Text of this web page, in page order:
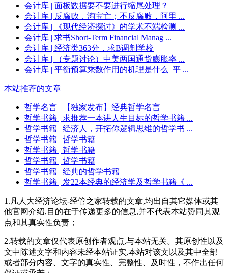
会计库 | 面板数据要不要进行缩尾处理？
会计库 | 反腐败，淘宝亡；不反腐败，阿里 ...
会计库 | 《现代经济探讨》的学术不端检测 ...
会计库 | 求书Short-Term Financial Manag ...
会计库 | 经济类363分，求B调剂学校
会计库 | （专题讨论）中美两国通货膨胀率 ...
会计库 | 平衡预算乘数作用的机理是什么_平 ...
本站推荐的文章
哲学名言 | 【独家发布】经典哲学名言
哲学书籍 | 求推荐一本讲人生目标的哲学书籍 ...
哲学书籍 | 经济人，开拓你逻辑思维的哲学书 ...
哲学书籍 | 哲学书籍
哲学书籍 | 哲学书籍
哲学书籍 | 哲学书籍
哲学书籍 | 经典的哲学书籍
哲学书籍 | 发22本经典的经济学及哲学书籍《 ...
1.凡人大经济论坛-经管之家转载的文章,均出自其它媒体或其
他官网介绍,目的在于传递更多的信息,并不代表本站赞同其观
点和其真实性负责；
2.转载的文章仅代表原创作者观点,与本站无关。其原创性以及
文中陈述文字和内容未经本站证实,本站对该文以及其中全部
或者部分内容、文字的真实性、完整性、及时性，不作出任何